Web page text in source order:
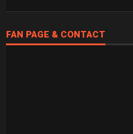
FAN PAGE & CONTACT